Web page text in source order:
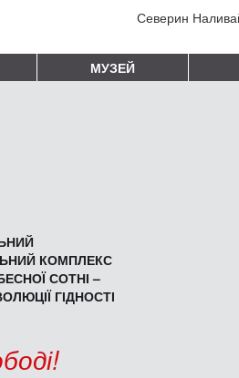
Северин
МУЗЕЙ
КОМПЛЕКС
СОТНІ –
ГІДНОСТІ